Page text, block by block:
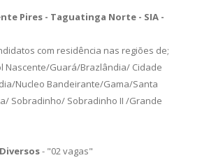
Pires - Taguatinga Norte - SIA -
com residência nas regiões de;
Nascente/Guará/Brazlândia/ Cidade
Nucleo Bandeirante/Gama/Santa
Sobradinho/ Sobradinho II /Grande
- "02vagas"